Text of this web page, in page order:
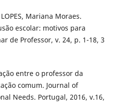
Mariana Moraes.
escolar: motivos para
de Professor, v. 24, p. 1-18, 3
entre o professor da
comum. Journal of
Needs. Portugal, 2016, v.16,